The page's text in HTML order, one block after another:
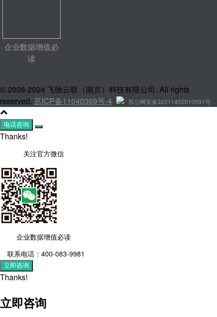
企业数据增值必
读
© 2008-2024 飞驰云联（南京）科技有限公司. All rights
reserved. 苏ICP备11040369号-4 苏公网安备32011402010991号
电话咨询
Thanks!
关注官方微信
企业数据增值必读
联系电话：400-083-9981
立即咨询
Thanks!
立即咨询